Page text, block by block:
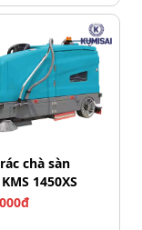
minh
chà sàn
1450XS